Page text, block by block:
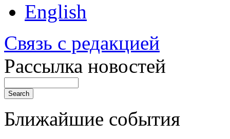
English
Связь с редакцией
Рассылка новостей
Ближайшие события